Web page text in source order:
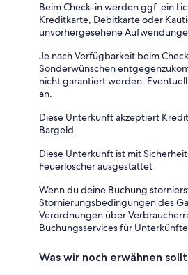
Beim Check-in werden ggf. ein
Kreditkarte, Debitkarte oder
unvorhergesehene
Je nach Verfügbarkeit beim
Sonderwünschen
nicht garantiert werden.
an.
Diese Unterkunft akzeptiert
Bargeld.
Diese Unterkunft ist mit
Feuerlöscher ausgestattet
Wenn du deine Buchung
Stornierungsbedingungen des
Verordnungen über
Buchungsservices für
Was wir noch erwähnen